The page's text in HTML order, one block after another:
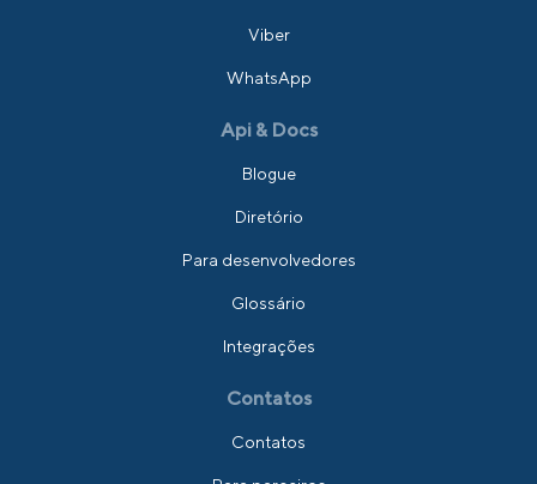
Viber
WhatsApp
Api & Docs
Blogue
Diretório
Para desenvolvedores
Glossário
Integrações
Contatos
Contatos